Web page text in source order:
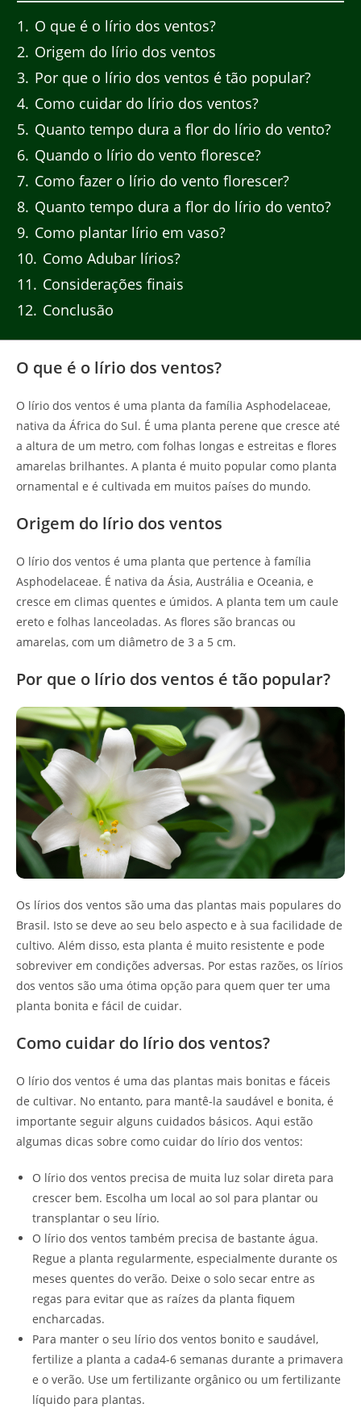
1
O que é o lírio dos ventos?
2 Origem do lírio dos ventos
3 Por que o lírio dos ventos é tão popular?
4 Como cuidar do lírio dos ventos?
5 Quanto tempo dura a flor do lírio do vento?
6 Quando o lírio do vento floresce?
7 Como fazer o lírio do vento florescer?
8 Quanto tempo dura a flor do lírio do vento?
9 Como plantar lírio em vaso?
10 Como Adubar lírios?
11
Considerações finais
12 Conclusão
O que é o lírio dos ventos?
O lírio dos ventos é uma planta da família Asphodelaceae,
nativa da África do Sul. É uma planta perene que cresce até
a altura de um metro, com folhas longas e estreitas e flores
amarelas brilhantes. A planta é muito popular como planta
ornamental e é cultivada em muitos países do mundo.
Origem do lírio dos ventos
O lírio dos ventos é uma planta que pertence à família
Asphodelaceae. É nativa da Ásia, Austrália e Oceania, e
cresce em climas quentes e úmidos. A planta tem um caule
ereto e folhas lanceoladas. As flores são brancas ou
amarelas, com um diâmetro de 3 a 5 cm.
Por que o lírio dos ventos é tão popular?
Os lírios dos ventos são uma das plantas mais populares do
Brasil. Isto se deve ao seu belo aspecto e à sua facilidade de
cultivo. Além disso, esta planta é muito resistente e pode
sobreviver em condições adversas. Por estas razões, os lírios
dos ventos são uma ótima opção para quem quer ter uma
planta bonita e fácil de cuidar.
Como cuidar do lírio dos ventos?
O lírio dos ventos é uma das plantas mais bonitas e fáceis
de cultivar. No entanto, para mantê-la saudável e bonita, é
importante seguir alguns cuidados básicos. Aqui estão
algumas dicas sobre como cuidar do lírio dos ventos:
O lírio dos ventos precisa de muita luz solar direta para
crescer bem. Escolha um local ao sol para plantar ou
transplantar o seu lírio.
O lírio dos ventos também precisa de bastante água.
Regue a planta regularmente, especialmente durante os
meses quentes do verão. Deixe o solo secar entre as
regas para evitar que as raízes da planta fiquem
encharcadas.
Para manter o seu lírio dos ventos bonito e saudável,
fertilize a planta a cada4-6 semanas durante a primavera
e o verão. Use um fertilizante orgânico ou um fertilizante
líquido para plantas.